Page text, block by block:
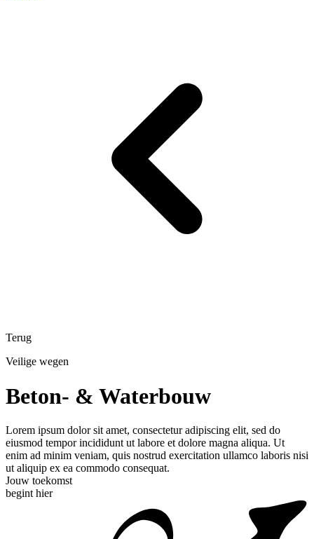
Terug
Veilige wegen
Beton- & Waterbouw
Lorem ipsum dolor sit amet, consectetur adipiscing elit, sed do
eiusmod tempor incididunt ut labore et dolore magna aliqua. Ut
enim ad minim veniam, quis nostrud exercitation ullamco laboris nisi
ut aliquip ex ea commodo consequat.
Jouw toekomst
begint hier